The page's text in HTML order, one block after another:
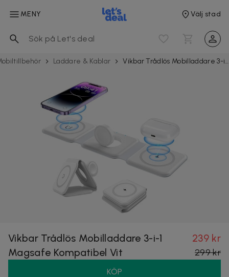
MENY Välj stad
Laddare & Kablar Vikbar Trådlös Mobilladdare 3-i-1 Magsafe Kompatibel Vit
Vikbar Trådlös Mobilladdare 3-i-1
Magsafe Kompatibel Vit
239 kr
299 kr
KÖP